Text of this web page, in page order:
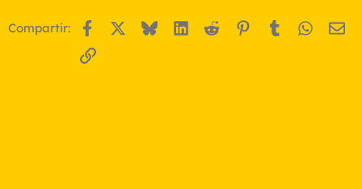
Compartir: Facebook BlueskyLinkedIn
Reddit Pinterest
Tumblr
Enlace